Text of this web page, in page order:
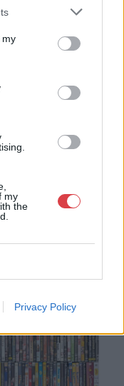
my
my
the
Privacy Policy
tárgyak, ékszerek,
Hagyatékok és